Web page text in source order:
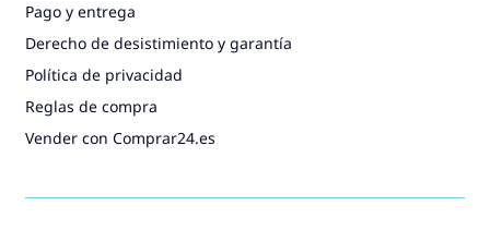
Pago y entrega
Derecho de desistimiento y garantía
Política de privacidad
Reglas de compra
Vender con Comprar24.es